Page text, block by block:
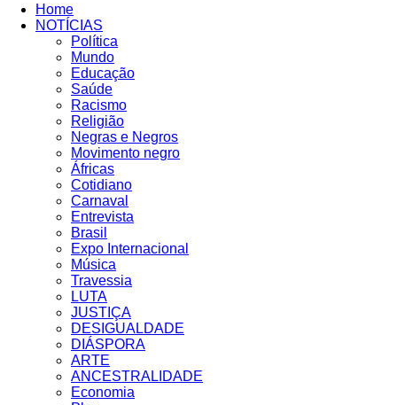
Home
NOTÍCIAS
Política
Mundo
Educação
Saúde
Racismo
Religião
Negras e Negros
Movimento negro
Áfricas
Cotidiano
Carnaval
Entrevista
Brasil
Expo Internacional
Música
Travessia
LUTA
JUSTIÇA
DESIGUALDADE
DIÁSPORA
ARTE
ANCESTRALIDADE
Economia